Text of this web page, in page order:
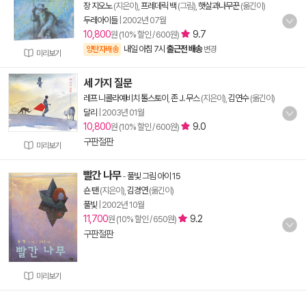
미리보기
장 지오노(지은이), 프레데릭 백 (그림), 햇살과나무꾼(옮긴이)
두레아이들| 2002년 07월
10,800원 (10% 할인 / 600원) 9.7
양탄자배송 내일 아침 7시 출근전 배송 변경
미리보기
세 가지 질문
레프 니콜라예비치 톨스토이 존 J. 무스(지은이), 김연수(옮긴이)
달리
2003년 01월
10,800원 (10% 할인 / 600원)
9.0
구판절판
미리보기
빨간 나무-풀빛 그림 아이 15
숀 탠(지은이), 김경연(옮긴이)
풀빛 2002년 10월
11,700원 (10% 할인 / 650원)
9.2
구판절판